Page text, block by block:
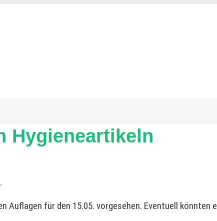
Hygieneartikeln
für den 15.05. vorgesehen. Eventuell könnten